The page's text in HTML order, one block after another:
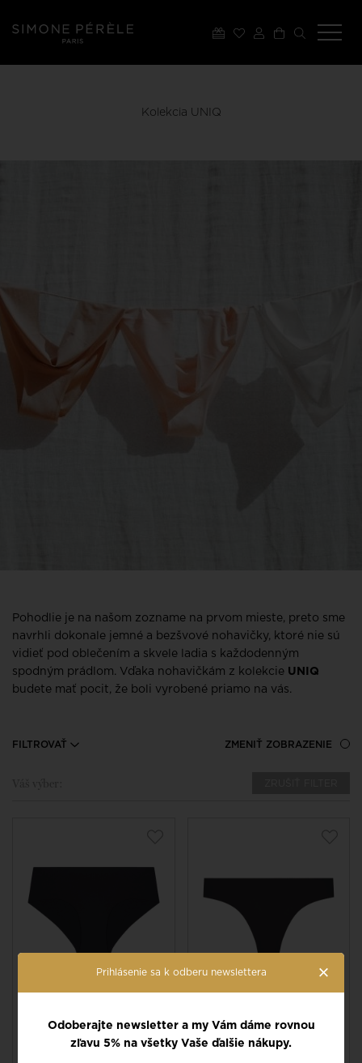
Kolekcia UNIQ
Pohodlie je na našom zozname na prvom mieste, preto sme
navrhli dokonale jemné a bezšvové nohavičky, ktoré nie sú
vidieť pod oblečením a skvele ladia s každodenným
spodným prádlom. Vďaka nohavičkám z kolekcie UNIQ
budete mať pocit, že boli vyrobené priamo na vás.
FILTROVAŤ ZMENIŤ ZOBRAZENIE
farbe black
UNIQ 10V630 UNIQ 10V700
Prihlásenie sa k odberu newslettera ×
Odoberajte newsletter a my Vám dáme rovnou
zľavu 5% na všetky Vaše ďalšie nákupy.